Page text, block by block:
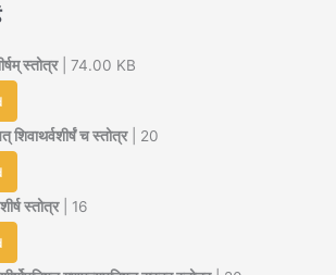
स्तोत्र| 74.00 KB
शिवाथर्वशीर्षं च स्तोत्र| 20
स्तोत्र| 16